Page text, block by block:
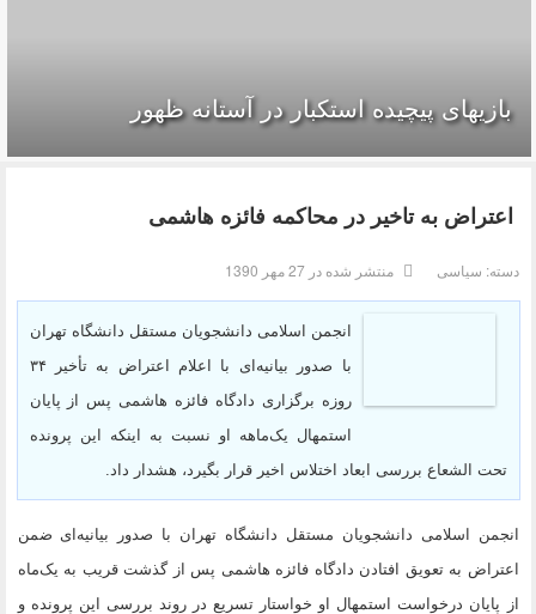
بازیهای پیچیده استکبار در آستانه ظهور
اعتراض به تاخیر در محاکمه فائزه هاشمی
دسته: سیاسی منتشر شده در 27 مهر 1390
انجمن اسلامی دانشجویان مستقل دانشگاه تهران
با صدور بیانیه‌ای با اعلام اعتراض به تأخیر ۳۴
روزه برگزاری دادگاه فائزه هاشمی پس از پایان
استمهال یک‌ماهه او نسبت به اینکه این پرونده
تحت الشعاع بررسی ابعاد اختلاس اخیر قرار بگیرد، هشدار داد.
انجمن اسلامی دانشجویان مستقل دانشگاه تهران با صدور بیانیه‌ای ضمن
اعتراض به تعویق افتادن دادگاه فائزه هاشمی پس از گذشت قریب به یک‌ماه
از پایان درخواست استمهال او خواستار تسریع در روند بررسی این پرونده و